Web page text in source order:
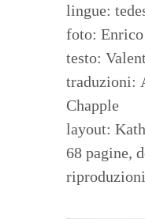
lingue:
foto:
testo:
traduzioni:
Chapple
layout:
68 pagine,